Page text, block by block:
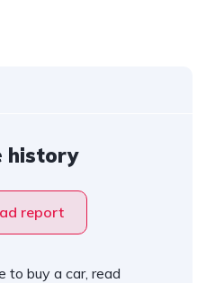
history
report
to buy a car, read